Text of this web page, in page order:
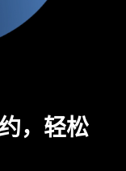
，轻松